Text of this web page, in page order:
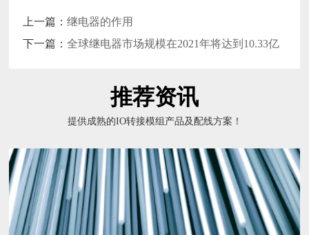
上一篇：继电器的作用
下一篇：全球继电器市场规模在2021年将达到10.33亿
推荐资讯
提供成熟的IO转接模组产品及配线方案！